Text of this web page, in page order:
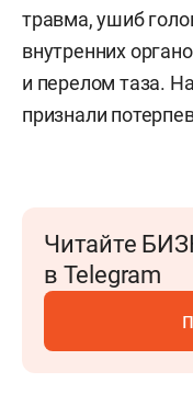
травма, ушиб
внутренних
и перелом таза.
признали
Читайте
в Telegram